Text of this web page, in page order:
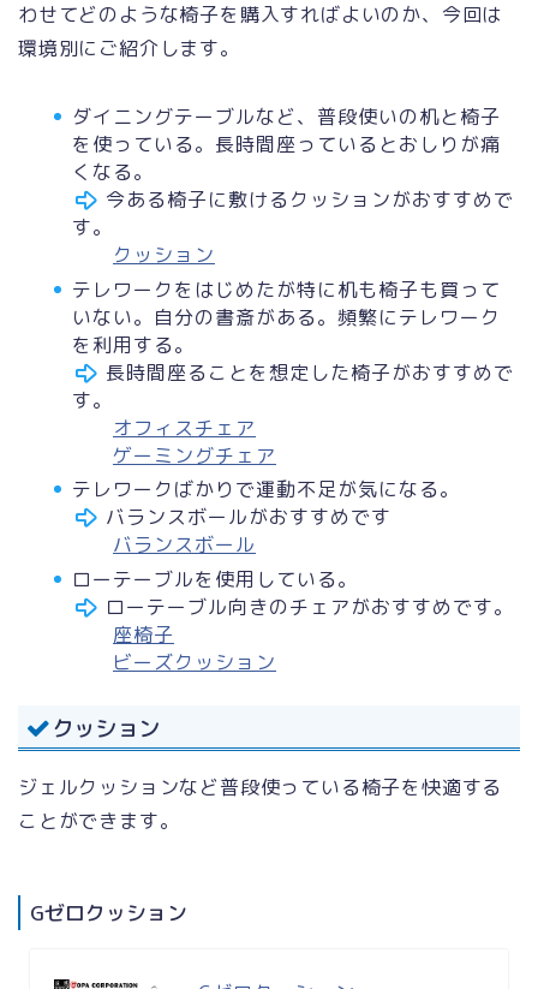
わせてどのような椅子を購入すればよいのか、今回は
環境別にご紹介します。
ダイニングテーブルなど、普段使いの机と椅子
を使っている。長時間座っているとおしりが痛
くなる。
今ある椅子に敷けるクッションがおすすめで
す。
クッション
テレワークをはじめたが特に机も椅子も買って
いない。自分の書斎がある。頻繁にテレワーク
を利用する。
長時間座ることを想定した椅子がおすすめで
す。
オフィスチェア
ゲーミングチェア
テレワークばかりで運動不足が気になる。
バランスボールがおすすめです
バランスボール
ローテーブルを使用している。
ローテーブル向きのチェアがおすすめです。
座椅子
ビーズクッション
クッション
ジェルクッションなど普段使っている椅子を快適する
ことができます。
Gゼロクッション